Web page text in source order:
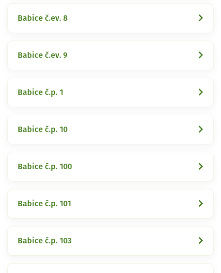
Babice č.ev. 8
Babice č.ev. 9
Babice č.p. 1
Babice č.p. 10
Babice č.p. 100
Babice č.p. 101
Babice č.p. 103